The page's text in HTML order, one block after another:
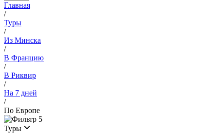
Главная
/
Туры
/
Из Минска
/
В Францию
/
В Риквир
/
На 7 дней
/
По Европе
5
Туры